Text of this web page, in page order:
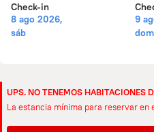
Check-in
8 ago 2026,
sáb
9
dom
UPS. NO TENEMOS HABITACIONES
La estancia mínima para reservar en